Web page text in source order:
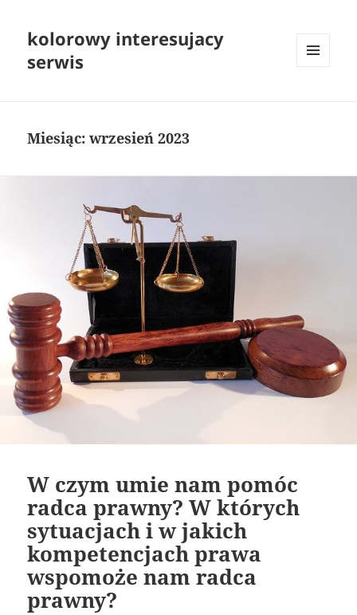
kolorowy interesujacy
serwis
Miesiąc:wrzesień 2023
W czym umie nam pomóc
radca prawny? W których
sytuacjach i w jakich
kompetencjach prawa
wspomoże nam radca
prawny?